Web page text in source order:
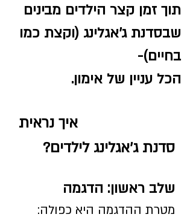
תוך זמן קצר הילדים מבינים
שבסדנת ג'אגלינג (וקצת כמו
בחיים)-
הכל עניין של אימון.
איך נראית
סדנת ג'אגלינג לילדים?
שלב ראשון: הדגמה
מטרת ההדגמה היא כפולה: